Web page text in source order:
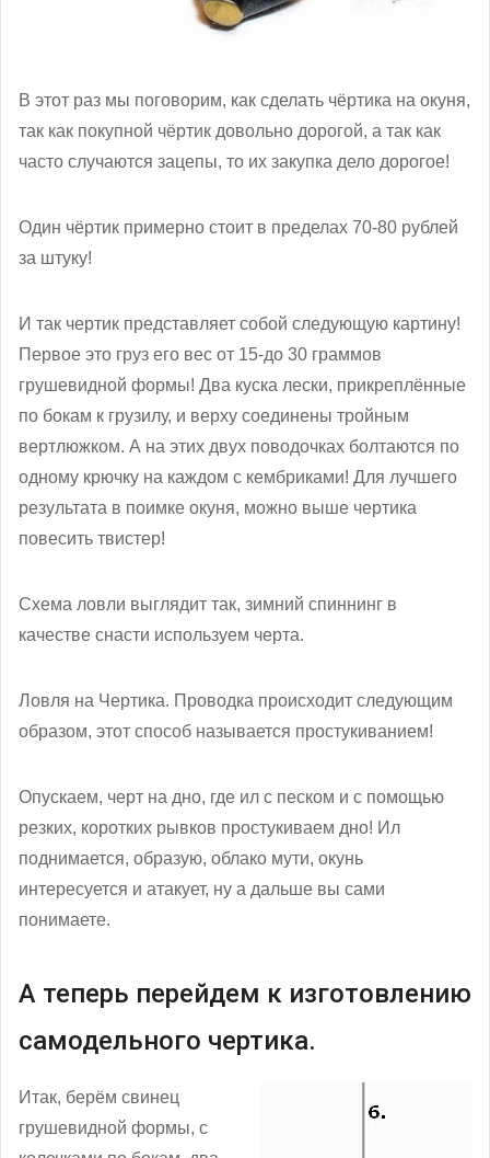
В этот раз мы поговорим, как сделать чёртика на окуня,
так как покупной чёртик довольно дорогой, а так как
часто случаются зацепы, то их закупка дело дорогое!
Один чёртик примерно стоит в пределах 70-80 рублей
за штуку!
И так чертик представляет собой следующую картину!
Первое это груз его вес от 15-до 30 граммов
грушевидной формы! Два куска лески, прикреплённые
по бокам к грузилу, и верху соединены тройным
вертлюжком. А на этих двух поводочках болтаются по
одному крючку на каждом с кембриками! Для лучшего
результата в поимке окуня, можно выше чертика
повесить твистер!
Схема ловли выглядит так, зимний спиннинг в
качестве снасти используем черта.
Ловля на Чертика. Проводка происходит следующим
образом, этот способ называется простукиванием!
Опускаем, черт на дно, где ил с песком и с помощью
резких, коротких рывков простукиваем дно! Ил
поднимается, образую, облако мути, окунь
интересуется и атакует, ну а дальше вы сами
понимаете.
А теперь перейдем к изготовлению
самодельного чертика.
Итак, берём свинец
грушевидной формы, с